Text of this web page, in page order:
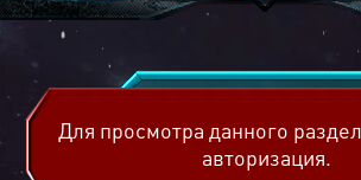
Для просмотра данного
авторизация.